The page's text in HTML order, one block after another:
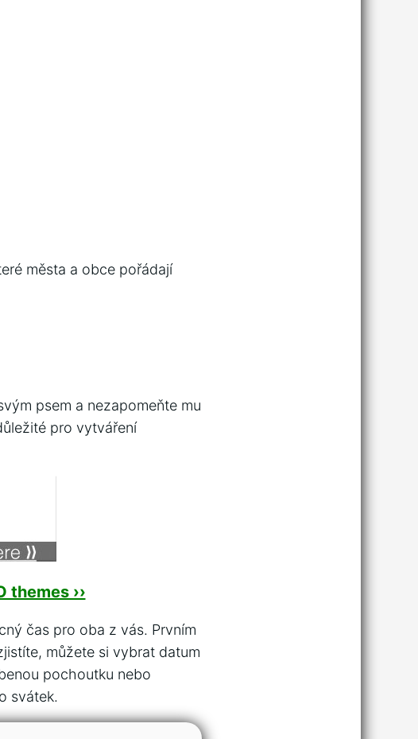
města a obce pořádají
psem a nezapomeňte mu
pro vytváření
themes ››
čas pro oba z vás. Prvním
můžete si vybrat datum
pochoutku nebo
svátek.